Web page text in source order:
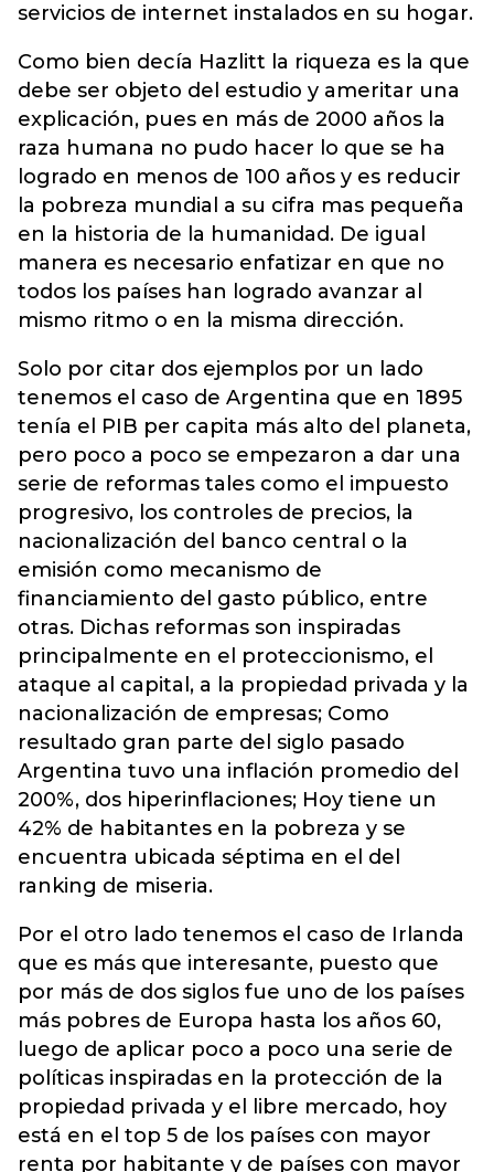
servicios de internet instalados en su hogar.
Como bien decía Hazlitt la riqueza es la que
debe ser objeto del estudio y ameritar una
explicación, pues en más de 2000 años la
raza humana no pudo hacer lo que se ha
logrado en menos de 100 años y es reducir
la pobreza mundial a su cifra mas pequeña
en la historia de la humanidad. De igual
manera es necesario enfatizar en que no
todos los países han logrado avanzar al
mismo ritmo o en la misma dirección.
Solo por citar dos ejemplos por un lado
tenemos el caso de Argentina que en 1895
tenía el PIB per capita más alto del planeta,
pero poco a poco se empezaron a dar una
serie de reformas tales como el impuesto
progresivo, los controles de precios, la
nacionalización del banco central o la
emisión como mecanismo de
financiamiento del gasto público, entre
otras. Dichas reformas son inspiradas
principalmente en el proteccionismo, el
ataque al capital, a la propiedad privada y la
nacionalización de empresas; Como
resultado gran parte del siglo pasado
Argentina tuvo una inflación promedio del
200%, dos hiperinflaciones; Hoy tiene un
42% de habitantes en la pobreza y se
encuentra ubicada séptima en el del
ranking de miseria.
Por el otro lado tenemos el caso de Irlanda
que es más que interesante, puesto que
por más de dos siglos fue uno de los países
más pobres de Europa hasta los años 60,
luego de aplicar poco a poco una serie de
políticas inspiradas en la protección de la
propiedad privada y el libre mercado, hoy
está en el top 5 de los países con mayor
renta por habitante y de países con mayor